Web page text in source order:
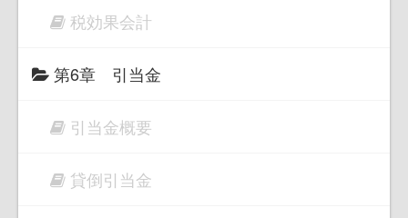
税効果会計
第6章 引当金
引当金概要
貸倒引当金